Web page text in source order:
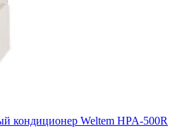
Weltem HPA-500R